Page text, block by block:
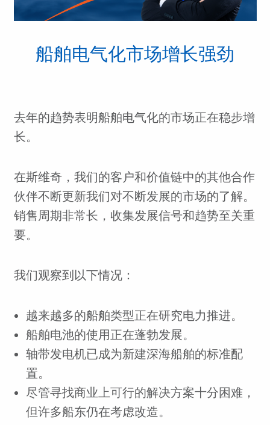
船舶电气化市场增长强劲
去年的趋势表明船舶电气化的市场正在稳步增
长。
在斯维奇，我们的客户和价值链中的其他合作
伙伴不断更新我们对不断发展的市场的了解。
销售周期非常长，收集发展信号和趋势至关重
要。
我们观察到以下情况：
越来越多的船舶类型正在研究电力推进。
船舶电池的使用正在蓬勃发展。
轴带发电机已成为新建深海船舶的标准配
置。
尽管寻找商业上可行的解决方案十分困难，
但许多船东仍在考虑改造。